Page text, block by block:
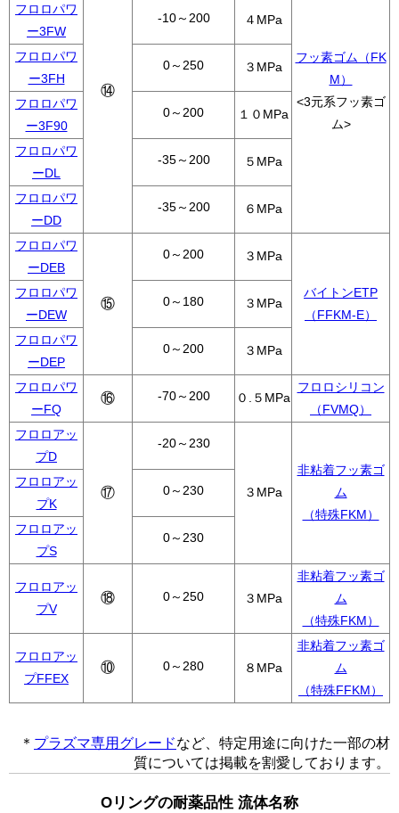
⑭
フッ素ゴム（FK
M）
<3元系フッ素ゴ
ム>
フロロパワ
ー3FW
-10～200 ４MPa
フロロパワ
ー3FH
0～250 ３MPa
フロロパワ
ー3F90
0～200 １０MPa
フロロパワ
ーDL
-35～200 ５MPa
フロロパワ
ーDD
-35～200 ６MPa
フロロパワ
ーDEB
⑮
0～200 ３MPa
バイトンETP
（FFKM-E）
フロロパワ
ーDEW
0～180 ３MPa
フロロパワ
ーDEP
0～200 ３MPa
フロロパワ
ーFQ
⑯ -70～200 ０.５MPa
フロロシリコン
（FVMQ）
フロロアッ
プD
⑰
-20～230
３MPa
非粘着フッ素ゴ
ム
（特殊FKM）
フロロアッ
プK
0～230
フロロアッ
プS
0～230
フロロアッ
プV
⑱ 0～250 ３MPa
非粘着フッ素ゴ
ム
（特殊FKM）
フロロアッ
プFFEX
⑩ 0～280 ８MPa
非粘着フッ素ゴ
ム
（特殊FFKM）
＊ プラズマ専用グレードなど、特定用途に向けた一部の材
質については掲載を割愛しております。
Oリングの耐薬品性 流体名称